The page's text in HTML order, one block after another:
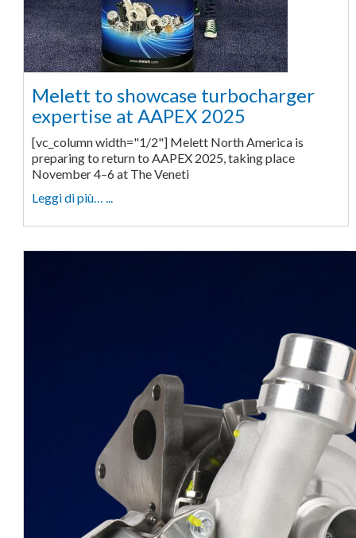
Melett to showcase turbocharger
expertise at AAPEX 2025
[vc_column width="1/2"] Melett North America is
preparing to return to AAPEX 2025, taking place
November 4–6 at The Veneti
Leggi di più… ...